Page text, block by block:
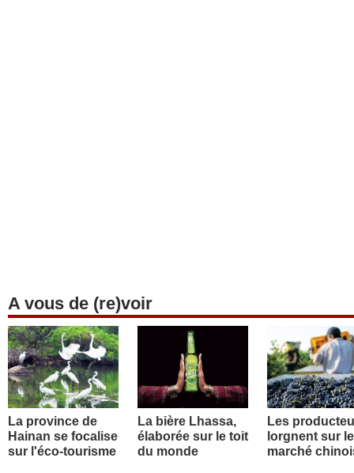
A vous de (re)voir
La province de
Hainan se focalise
sur l'éco-tourisme
La bière Lhassa,
élaborée sur le toit
du monde
Les
lorgnent sur le
marché